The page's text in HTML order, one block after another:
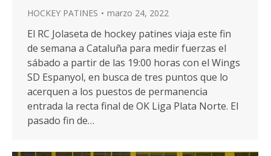
HOCKEY PATINES marzo 24, 2022
El RC Jolaseta de hockey patines viaja este fin
de semana a Cataluña para medir fuerzas el
sábado a partir de las 19:00 horas con el Wings
SD Espanyol, en busca de tres puntos que lo
acerquen a los puestos de permanencia
entrada la recta final de OK Liga Plata Norte. El
pasado fin de…